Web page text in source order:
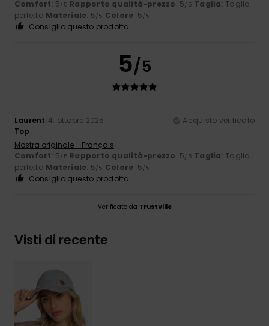
Comfort: 5/5 Rapporto qualità-prezzo: 5/5 Taglia: Taglia
perfetta Materiale: 5/5 Colore: 5/5
Consiglio questo prodotto
5/5
Laurent14. ottobre 2025
Acquisto verificato
Top
Mostra originale - Français
Comfort: 5/5 Rapporto qualità-prezzo: 5/5 Taglia: Taglia
perfetta Materiale: 5/5 Colore: 5/5
Consiglio questo prodotto
Verificato da TrustVille
Visti di recente